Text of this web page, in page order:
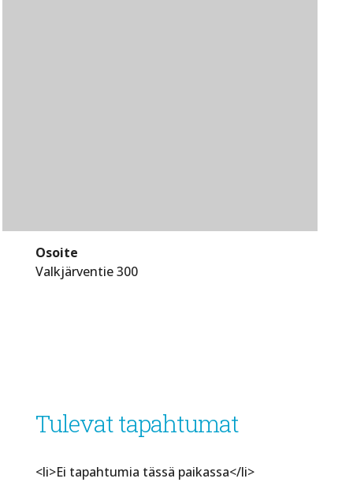
Osoite
Valkjärventie 300
Tulevat tapahtumat
<li>Ei tapahtumia tässä paikassa</li>